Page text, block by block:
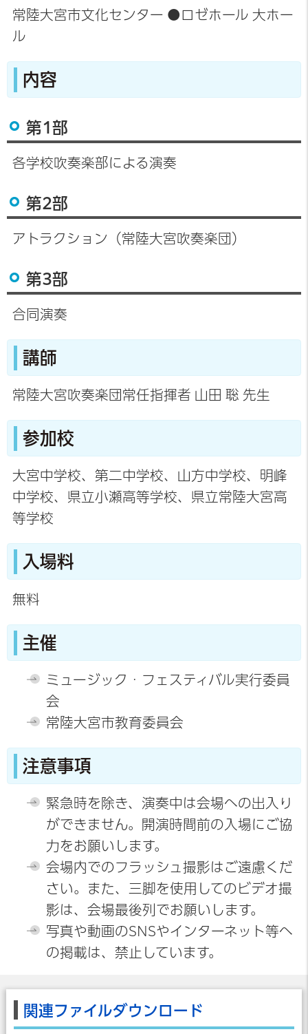
常陸大宮市文化センター ●ロゼホール 大ホー
ル
内容
第1部
各学校吹奏楽部による演奏
第2部
アトラクション（常陸大宮吹奏楽団）
第3部
合同演奏
講師
常陸大宮吹奏楽団常任指揮者 山田 聡 先生
参加校
大宮中学校、第二中学校、山方中学校、明峰
中学校、県立小瀬高等学校、県立常陸大宮高
等学校
入場料
無料
主催
ミュージック・フェスティバル実行委員
会
常陸大宮市教育委員会
注意事項
緊急時を除き、演奏中は会場への出入り
ができません。開演時間前の入場にご協
力をお願いします。
会場内でのフラッシュ撮影はご遠慮くだ
さい。また、三脚を使用してのビデオ撮
影は、会場最後列でお願いします。
写真や動画のSNSやインターネット等へ
の掲載は、禁止しています。
関連ファイルダウンロード